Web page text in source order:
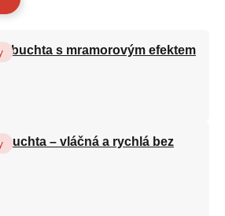
buchta s mramorovým efektem
– vláčná a rychlá bez